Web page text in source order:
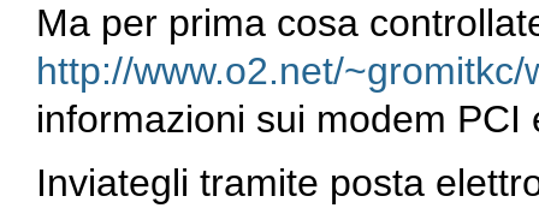
Ma per prima cosa
http://www.o2.net/
informazioni sui modem PCI
Inviategli tramite posta